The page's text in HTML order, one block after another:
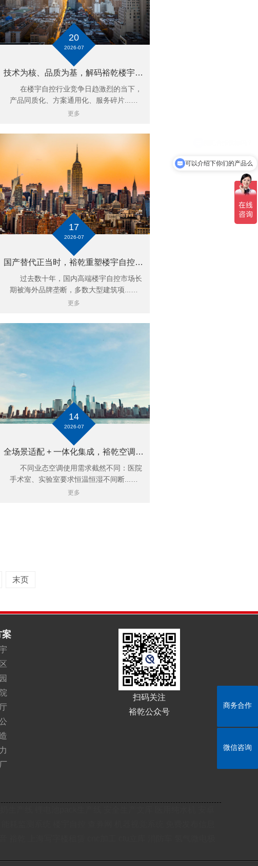
商务合作
微信咨询
技术为核、品质为基，解码裕乾楼宇自控的核心竞争优势
在楼宇自控行业竞争日趋激烈的当下，
产品同质化、方案通用化、服务碎片...…
更多
20
2026-07
国产替代正当时，裕乾重塑楼宇自控行业新格局
过去数十年，国内高端楼宇自控市场长
期被海外品牌垄断，多数大型建筑项...…
更多
17
2026-07
全场景适配 + 一体化集成，裕乾空调节能监控系统兼顾舒适、节能与轻量化改造
不同业态空调使用需求截然不同：医院
手术室、实验室要求恒温恒湿不间断...…
更多
14
2026-07
末页
商务合作
微信咨询
案
扫码关注
裕乾公众号
可以介绍下你们的产品么